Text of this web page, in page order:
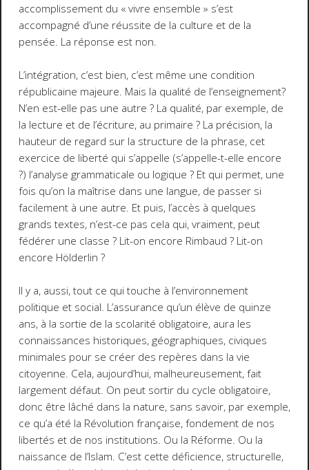
accomplissement du « vivre ensemble » s’est
accompagné d’une réussite de la culture et de la
pensée. La réponse est non.
L’intégration, c’est bien, c’est même une condition
républicaine majeure. Mais la qualité de l’enseignement?
N’en est-elle pas une autre ? La qualité, par exemple, de
la lecture et de l’écriture, au primaire ? La précision, la
hauteur de regard sur la structure de la phrase, cet
exercice de liberté qui s’appelle (s’appelle-t-elle encore
?) l’analyse grammaticale ou logique ? Et qui permet, une
fois qu’on la maîtrise dans une langue, de passer si
facilement à une autre. Et puis, l’accès à quelques
grands textes, n’est-ce pas cela qui, vraiment, peut
fédérer une classe ? Lit-on encore Rimbaud ? Lit-on
encore Hölderlin ?
Il y a, aussi, tout ce qui touche à l’environnement
politique et social. L’assurance qu’un élève de quinze
ans, à la sortie de la scolarité obligatoire, aura les
connaissances historiques, géographiques, civiques
minimales pour se créer des repères dans la vie
citoyenne. Cela, aujourd’hui, malheureusement, fait
largement défaut. On peut sortir du cycle obligatoire,
donc être lâché dans la nature, sans savoir, par exemple,
ce qu’a été la Révolution française, fondement de nos
libertés et de nos institutions. Ou la Réforme. Ou la
naissance de l’Islam. C’est cette déficience, structurelle,